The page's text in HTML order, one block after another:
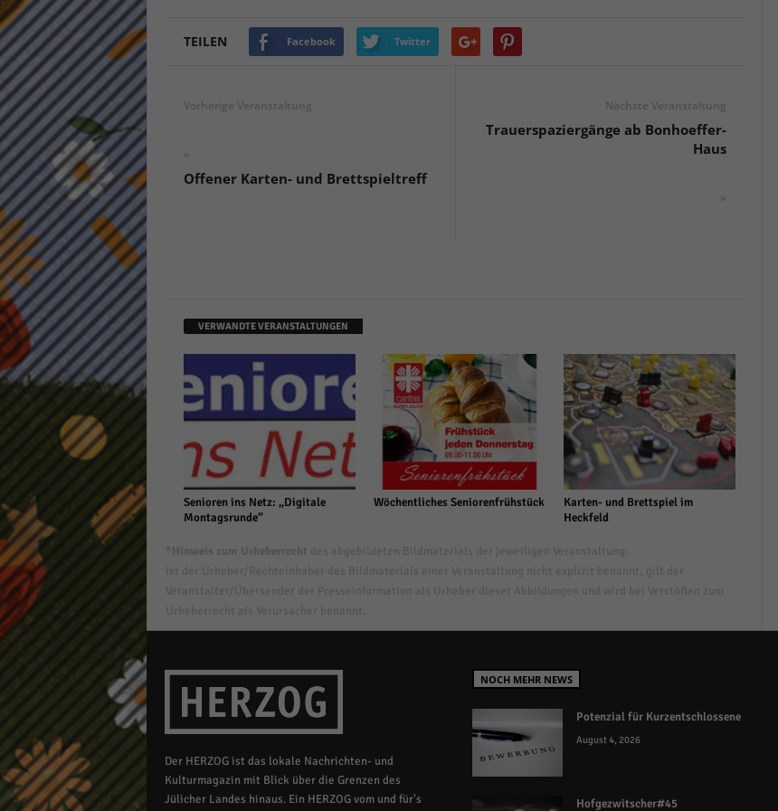
TEILEN Facebook Twitter
Vorherige Veranstaltung
«
Offener Karten- und Brettspieltreff
Nächste Veranstaltung
Trauerspaziergänge ab Bonhoeffer-
Haus
»
VERWANDTE VERANSTALTUNGEN
Senioren ins Netz: „Digitale
Montagsrunde“
Wöchentliches Seniorenfrühstück
Karten- und Brettspiel im
Heckfeld
Der HERZOG ist das lokale Nachrichten- und
Kulturmagazin mit Blick über die Grenzen des
Jülicher Landes hinaus. Ein HERZOG vom und für's
NOCH MEHR NEWS
Potenzial für Kurzentschlossene
August 4, 2026
Hofgezwitscher#45